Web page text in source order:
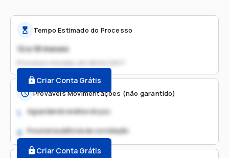
Tempo Estimado do Processo
12 a 18 meses
Processo iniciado em
Criar Conta Grátis
Prováveis Movimentações (não garantido)
1. Aguardando análise do juiz
2. Possível audiência de conciliação
Criar Conta Grátis